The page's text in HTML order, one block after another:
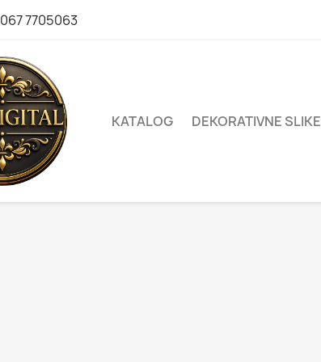
067 7705063
KATALOG DEKORATIVNE SLIKE